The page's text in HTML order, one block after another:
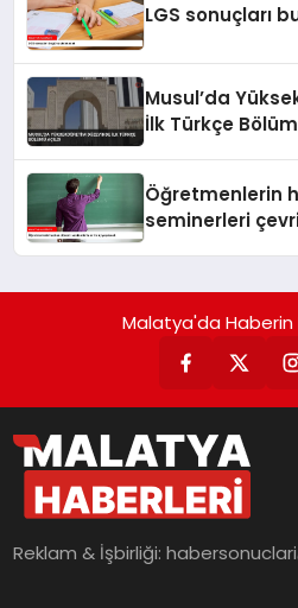
LGS sonuçları
Musul’da
İlk Türkçe
Öğretmenlerin
seminerleri
Malatya'da Haberin
Reklam & İşbirliği: